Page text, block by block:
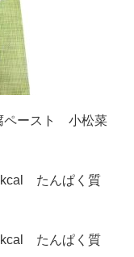
ースト 小松菜
たんぱく質
たんぱく質